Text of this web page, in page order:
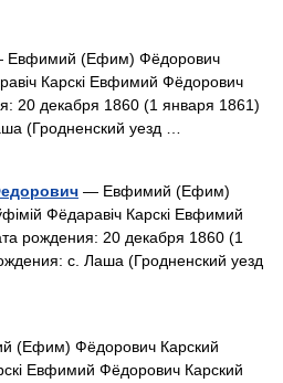
(Ефим) Фёдорович
Карскі Евфимий Фёдорович
20 декабря 1860 (1 января 1861)
(Гродненский уезд …
— Евфимий (Ефим)
Фёдаравіч Карскі Евфимий
рождения: 20 декабря 1860 (1
с. Лаша (Гродненский уезд
(Ефим) Фёдорович Карский
Евфимий Фёдорович Карский